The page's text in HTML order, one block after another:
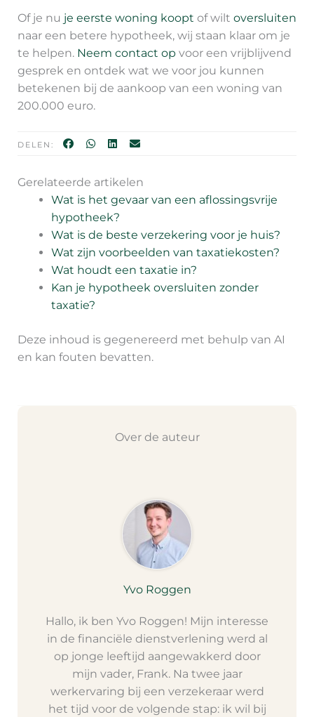
Of je nu je eerste woning koopt of wilt oversluiten
naar een betere hypotheek, wij staan klaar om je
te helpen. Neem contact op voor een vrijblijvend
gesprek en ontdek wat we voor jou kunnen
betekenen bij de aankoop van een woning van
200.000 euro.
DELEN:
Gerelateerde artikelen
Wat is het gevaar van een aflossingsvrije
hypotheek?
Wat is de beste verzekering voor je huis?
Wat zijn voorbeelden van taxatiekosten?
Wat houdt een taxatie in?
Kan je hypotheek oversluiten zonder
taxatie?
Deze inhoud is gegenereerd met behulp van AI
en kan fouten bevatten.
Over de auteur
Yvo Roggen
Hallo, ik ben Yvo Roggen! Mijn interesse
in de financiële dienstverlening werd al
op jonge leeftijd aangewakkerd door
mijn vader, Frank. Na twee jaar
werkervaring bij een verzekeraar werd
het tijd voor de volgende stap: ik wil bij